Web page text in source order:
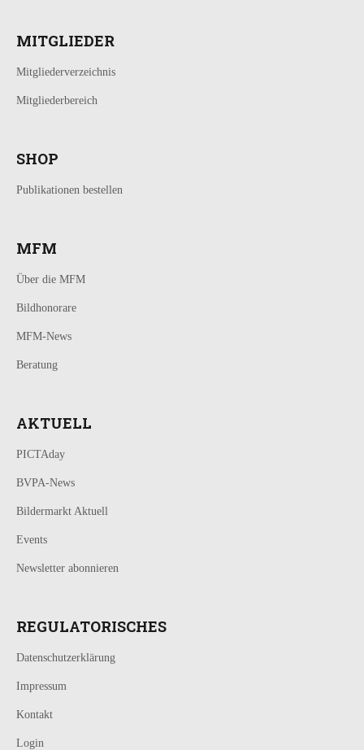
MITGLIEDER
Mitgliederverzeichnis
Mitgliederbereich
SHOP
Publikationen bestellen
MFM
Über die MFM
Bildhonorare
MFM-News
Beratung
AKTUELL
PICTAday
BVPA-News
Bildermarkt Aktuell
Events
Newsletter abonnieren
REGULATORISCHES
Datenschutzerklärung
Impressum
Kontakt
Login